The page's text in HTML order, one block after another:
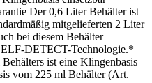
Der 0,6 Liter Behälter ist
mitgelieferten 2 Liter
bei diesem Behälter
DETECT-Technologie.*
ist eine Klingenbasis
vom 225 ml Behälter (Art.